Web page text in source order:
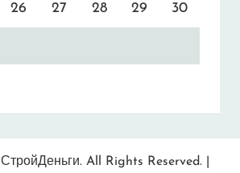
26 27 28 29 30
СтройДеньги. All Rights Reserved. |